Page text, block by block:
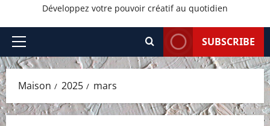
Développez votre pouvoir créatif au quotidien
Menu
principal
SUBSCRIBE
Maison 2025 mars